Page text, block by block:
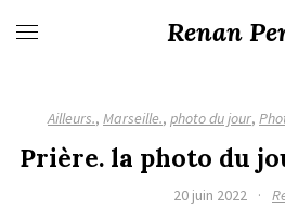
Renan
Ailleurs., Marseille., photo du jour,
Prière. la photo du
20 juin 2022 ·